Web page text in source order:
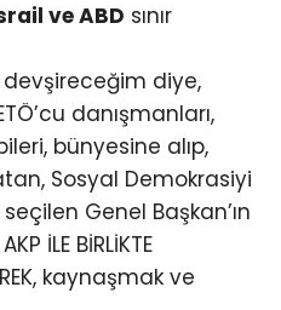
ve ABD sınır
devşireceğim diye,
danışmanları,
bünyesine alıp,
Sosyal Demokrasiyi
Genel Başkan’ın
İLE BİRLİKTE
kaynaşmak ve